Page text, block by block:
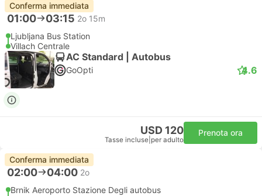
Conferma immediata
01:00 03:15 2o 15m
Ljubljana Bus Station
Villach Centrale
AC Standard | Autobus
GoOpti 4.6
USD 120
Tasse incluse per adulto
Prenota ora
Conferma immediata
02:00 04:00 2o
Brnik Aeroporto Stazione Degli autobus